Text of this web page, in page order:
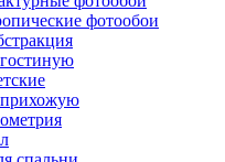
фотообои